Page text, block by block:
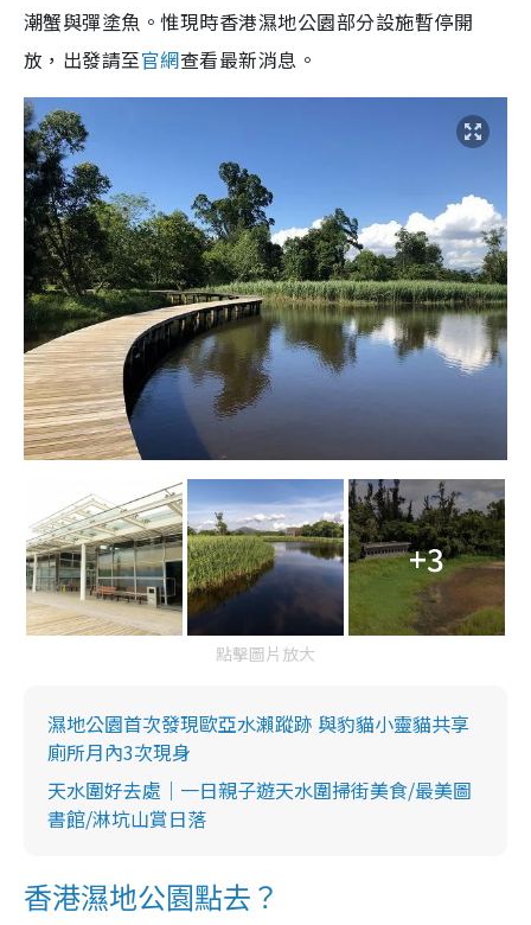
潮蟹與彈塗魚。惟現時香港濕地公園部分設施暫停開
放，出發請至官網查看最新消息。
+3
點擊圖片放大
濕地公園首次發現歐亞水瀨蹤跡 與豹貓小靈貓共享
廁所月內3次現身
天水圍好去處｜一日親子遊天水圍掃街美食/最美圖
書館/淋坑山賞日落
香港濕地公園點去？